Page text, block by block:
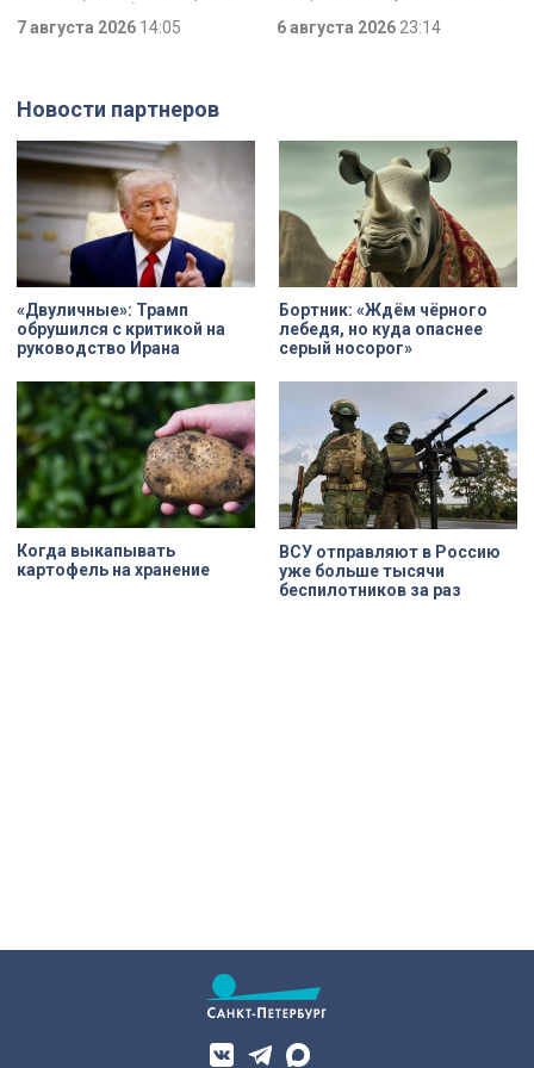
Два юных петербуржца стали
победителями всероссийского
конкурса «Моя страна — моя
народным сюжетам.
7 августа 2026 14:05
которые толкнули его на страшное
преступление. Два года назад он
6 августа 2026 23:14
Новости партнеров
«Двуличные»: Трамп
обрушился с критикой на
руководство Ирана
Бортник: «Ждём чёрного
лебедя, но куда опаснее
серый носорог»
Когда выкапывать
картофель на хранение
ВСУ отправляют в Россию
уже больше тысячи
беспилотников за раз